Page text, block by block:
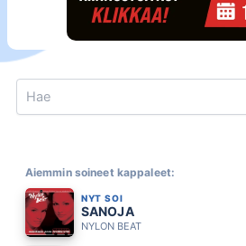
Search
Aiemmin soineet kappaleet:
NYT SOI
SANOJA
NYLON BEAT